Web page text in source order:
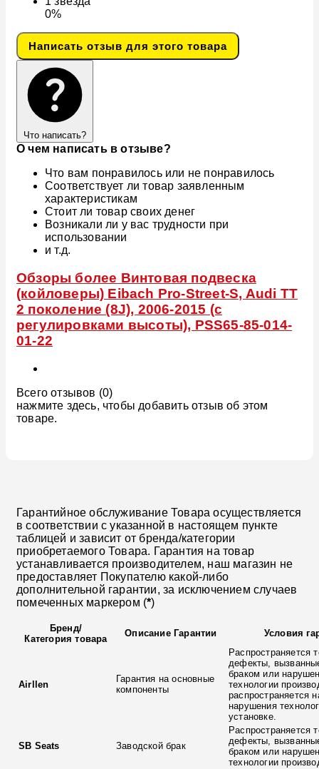
0%
Написать отзыв для этого товара
Что написать?
О чем написать в отзыве?
Что вам понравилось или не понравилось
Соответствует ли товар заявленным
характеристикам
Стоит ли товар своих денег
Возникали ли у вас трудности при
использовании
и т.д.
Обзоры более Винтовая подвеска
(койловеры) Eibach Pro-Street-S, Audi TT
2 поколение (8J), 2006-2015 (с
регулировками высоты), PSS65-85-014-
01-22
Всего отзывов (0)
нажмите здесь, чтобы добавить отзыв об этом
товаре.
Гарантийное обслуживание Товара осуществляется
в соответствии с указанной в настоящем пункте
таблицей и зависит от бренда/категории
приобретаемого Товара. Гарантия на товар
устанавливается производителем, наш магазин не
предоставляет Покупателю какой-либо
дополнительной гарантии, за исключением случаев
помеченных маркером (*)
Бренд/
Категория товара
Описание Гарантии Условия
Airllen
Гарантия на основные
компоненты
Распространяется
дефекты,
браком или
технологии
распространяется
нарушения
установке.
SB Seats Заводской брак
Распространяется
дефекты,
браком или
технологии